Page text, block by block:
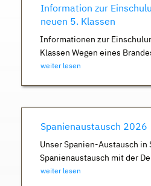
Information zur
neuen 5. Klassen
Informationen zur
Klassen Wegen eines
weiter lesen
Spanienaustausch 2026
Unser Spanien-Austausch in
Spanienaustausch mit der
weiter lesen